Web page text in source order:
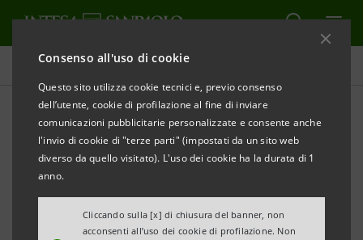
Consenso all'uso di cookie
Questo sito utilizza cookie tecnici e, previo consenso
dell’utente, cookie di profilazione al fine di inviare
comunicazioni pubblicitarie personalizzate e consente anche
l'invio di cookie di "terze parti" (impostati da un sito web
diverso da quello visitato). L'uso dei cookie ha la durata di 1
anno.
Cliccando sulla [x] di chiusura del banner, non
acconsenti all’uso dei cookie di profilazione. Non
Comunicati stampa
STAMPA AGGIORNA
Milano, 07 dicembre 2005
Banca Intesa ha perfezionato la cessione pro soluto
di circa 9 miliardi di euro di sofferenze lorde del